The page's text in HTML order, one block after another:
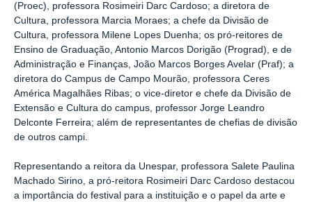
(Proec), professora Rosimeiri Darc Cardoso; a diretora de
Cultura, professora Marcia Moraes; a chefe da Divisão de
Cultura, professora Milene Lopes Duenha; os pró-reitores de
Ensino de Graduação, Antonio Marcos Dorigão (Prograd), e de
Administração e Finanças, João Marcos Borges Avelar (Praf); a
diretora do Campus de Campo Mourão, professora Ceres
América Magalhães Ribas; o vice-diretor e chefe da Divisão de
Extensão e Cultura do campus, professor Jorge Leandro
Delconte Ferreira; além de representantes de chefias de divisão
de outros campi.
Representando a reitora da Unespar, professora Salete Paulina
Machado Sirino, a pró-reitora Rosimeiri Darc Cardoso destacou
a importância do festival para a instituição e o papel da arte e